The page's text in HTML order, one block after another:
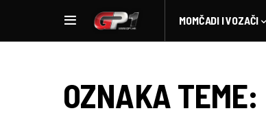
MOMČADI I VOZAČI
OZNAKA TEME: